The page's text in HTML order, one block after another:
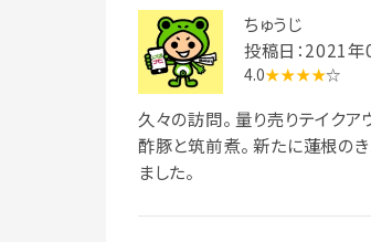
ちゅうじ
投稿日：2021
4.0★★★★☆
久々の訪問。 量り売りテイクア
酢豚と筑前煮。 新たに蓮根の
ました。